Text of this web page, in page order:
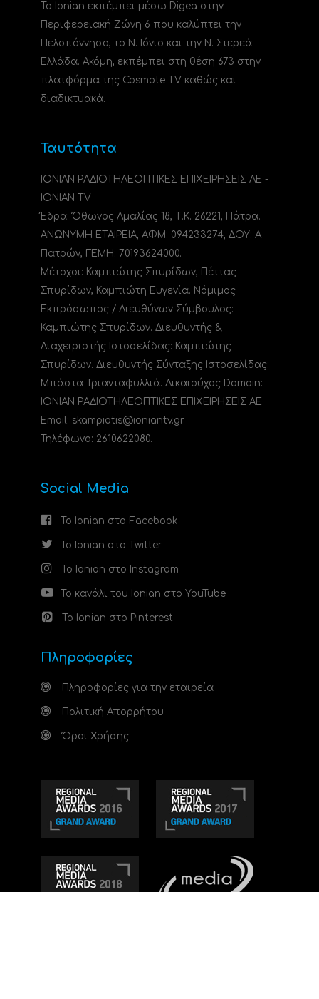
Το Ionian εκπέμπει μέσω Digea στην
Περιφερειακή Ζώνη 6 που καλύπτει την
Πελοπόννησο, το N. Ιόνιο και την Ν. Στερεά
Ελλάδα. Ακόμη, εκπέμπει στη θέση 673 στην
πλατφόρμα της Cosmote TV καθώς και
διαδικτυακά.
Ταυτότητα
ΙΟΝΙΑΝ ΡΑΔΙΟΤΗΛΕΟΠΤΙΚΕΣ ΕΠΙΧΕΙΡΗΣΕΙΣ ΑΕ -
IONIAN TV
Έδρα: Όθωνος Αμαλίας 18, Τ.Κ. 26221, Πάτρα.
ΑΝΩΝΥΜΗ ΕΤΑΙΡΕΙΑ, ΑΦΜ: 094233274, ΔΟΥ: A
Πατρών, ΓΕΜΗ: 70193624000.
Μέτοχοι: Καμπιώτης Σπυρίδων, Πέττας
Σπυρίδων, Καμπιώτη Ευγενία. Νόμιμος
Εκπρόσωπος / Διευθύνων Σύμβουλος:
Καμπιώτης Σπυρίδων. Διευθυντής &
Διαχειριστής Ιστοσελίδας: Καμπιώτης
Σπυρίδων. Διευθυντής Σύνταξης Ιστοσελίδας:
Μπάστα Τριανταφυλλιά. Δικαιούχος Domain:
ΙΟΝΙΑΝ ΡΑΔΙΟΤΗΛΕΟΠΤΙΚΕΣ ΕΠΙΧΕΙΡΗΣΕΙΣ ΑΕ
Email: skampiotis@ioniantv.gr
Τηλέφωνο: 2610622080.
Social Media
Το Ionian στο Facebook
Το Ionian στο Twitter
Το Ionian στο Instagram
Το κανάλι του Ionian στο YouTube
Το Ionian στο Pinterest
Πληροφορίες
Πληροφορίες για την εταιρεία
Πολιτική Απορρήτου
Όροι Χρήσης